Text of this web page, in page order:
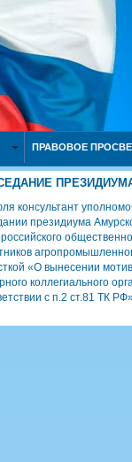
ПРАВОВОЕ
консультант
президиума
«О вынесении
коллегиального
с п.2 ст.81 ТК